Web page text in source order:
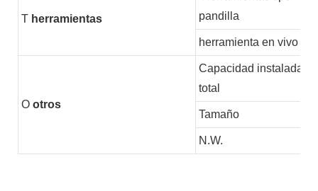
T herramientas
pandilla
herramienta en vivo
O otros
Capacidad instalada
total
Tamaño
N.W.